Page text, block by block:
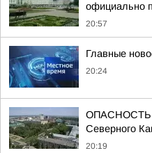
официально
20:57
Главные
20:24
ОПАСНОСТЬ
Северного
20:19